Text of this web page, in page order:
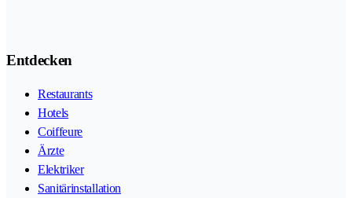
Entdecken
Restaurants
Hotels
Coiffeure
Ärzte
Elektriker
Sanitärinstallation